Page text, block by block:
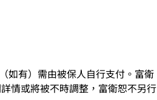
如有）需由被保人自行支付。富衛
情或將被不時調整，富衛恕不另行